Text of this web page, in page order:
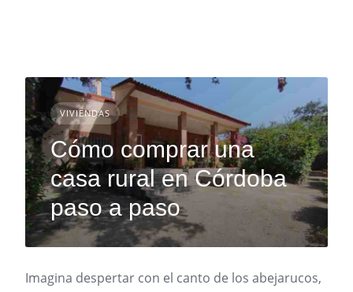
VIVIENDAS
Cómo comprar una
casa rural en Córdoba
paso a paso
Imagina despertar con el canto de los abejarucos,